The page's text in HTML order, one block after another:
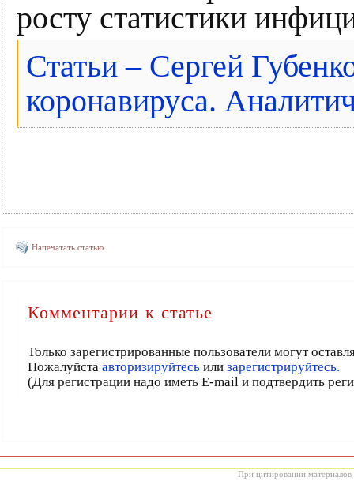
росту статистики
Статьи – Сергей
коронавируса.
Напечатать статью
Комментарии к статье
Только зарегистрированные пользователи могут
Пожалуйста авторизируйтесьили зарегистрируйтесь.
(Для регистрации надо иметь E-mail и подтвердить
При цитировании материалов